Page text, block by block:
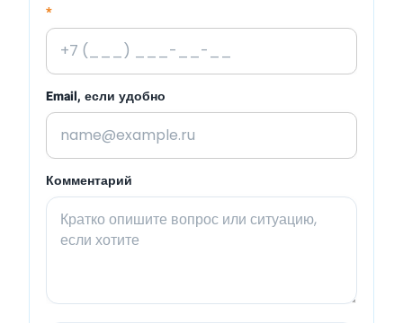
*
Email, если удобно
Комментарий